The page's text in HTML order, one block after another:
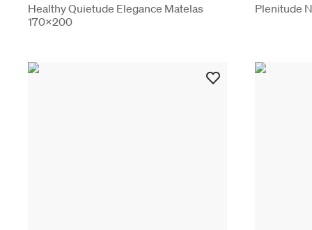
Healthy Quietude Elegance Matelas
170x200
Plenitude